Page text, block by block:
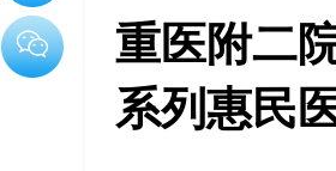
重医附二
系列惠民